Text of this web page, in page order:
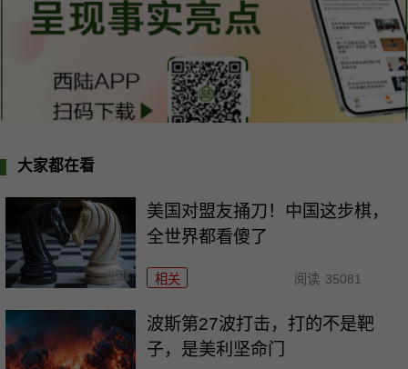
大家都在看
美国对盟友捅刀！中国这步棋，
全世界都看傻了
相关 阅读 35081
波斯第27波打击，打的不是靶
子，是美利坚命门